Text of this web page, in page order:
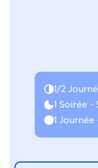
1/2
1 Soirée -
1 Journée